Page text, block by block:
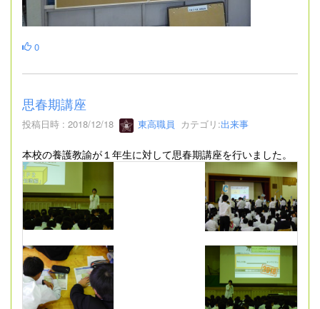
0
思春期講座
投稿日時 : 2018/12/18 東高職員 カテゴリ:出来事
本校の養護教諭が１年生に対して思春期講座を行いました。